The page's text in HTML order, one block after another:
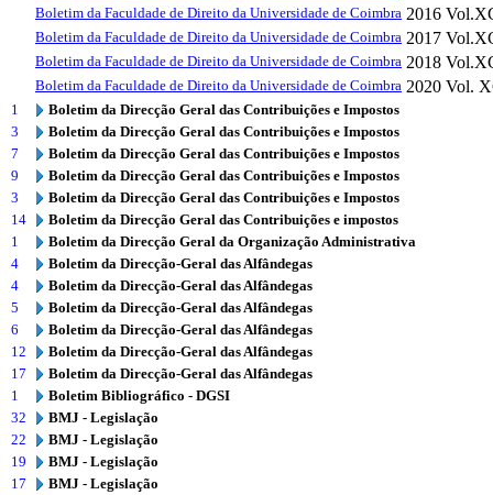
Boletim da Faculdade de Direito da Universidade de Coimbra 2016
Boletim da Faculdade de Direito da Universidade de Coimbra 2017
Boletim da Faculdade de Direito da Universidade de Coimbra 2018
Boletim da Faculdade de Direito da Universidade de Coimbra 2020 Vol.
1
Boletim da Direcção Geral das Contribuições e Impostos
3
Boletim da Direcção Geral das Contribuições e Impostos
7
Boletim da Direcção Geral das Contribuições e Impostos
9
Boletim da Direcção Geral das Contribuições e Impostos
3
Boletim da Direcção Geral das Contribuições e Impostos
14
Boletim da Direcção Geral das Contribuições e impostos
1
Boletim da Direcção Geral da Organização Administrativa
4
Boletim da Direcção-Geral das Alfândegas
4
Boletim da Direcção-Geral das Alfândegas
5
Boletim da Direcção-Geral das Alfândegas
6
Boletim da Direcção-Geral das Alfândegas
12
Boletim da Direcção-Geral das Alfândegas
17
Boletim da Direcção-Geral das Alfândegas
1
Boletim Bibliográfico - DGSI
32
BMJ - Legislação
22
BMJ - Legislação
19
BMJ - Legislação
17
BMJ - Legislação